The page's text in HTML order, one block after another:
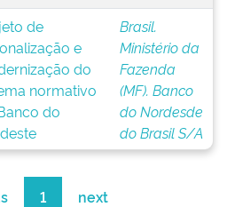
de
e
do
normativo
do
Brasil.
Ministério da
Fazenda
(MF). Banco
do Nordesde
do Brasil S/A
1 next